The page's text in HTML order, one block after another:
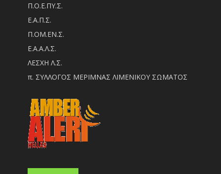
Π.Ο.Ε.ΠΥ.Σ.
Ε.Α.Π.Σ.
Π.ΟM.EN.Σ.
Ε.Α.Α.Λ.Σ.
ΛΕΣΧΗ Λ.Σ.
π. ΣΥΛΛΟΓΟΣ ΜΕΡΙΜΝΑΣ ΛΙΜΕΝΙΚΟΥ ΣΩΜΑΤΟΣ